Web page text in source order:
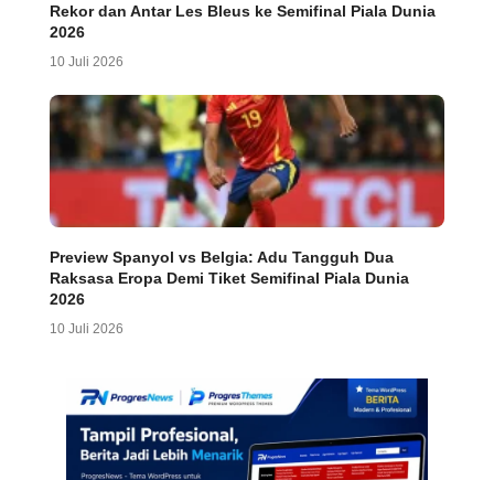
Rekor dan Antar Les Bleus ke Semifinal Piala Dunia
2026
10 Juli 2026
Preview Spanyol vs Belgia: Adu Tangguh Dua
Raksasa Eropa Demi Tiket Semifinal Piala Dunia
2026
10 Juli 2026